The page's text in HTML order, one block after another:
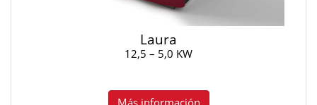
Laura
12,5 – 5,0 KW
Más información